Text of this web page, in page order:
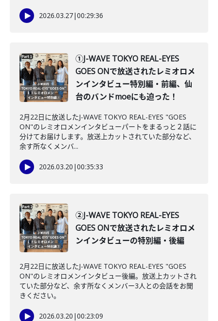
2026.03.27|00:29:36
①J-WAVE TOKYO REAL-EYES
GOES ONで放送されたレミオロメ
ンインタビュー特別編・前編、仙
台のバンドmoeにも迫った！
2月22日に放送したJ-WAVE TOKYO REAL-EYES "GOES
ON"のレミオロメンインタビューパートをまるっと２話に
分けてお届けします。放送上カットされていた部分など、
余す所なくメンバ...
2026.03.20 |00:35:33
②J-WAVE TOKYO REAL-EYES
GOES ONで放送されたレミオロメ
ンインタビューの特別編・後編
2月22日に放送したJ-WAVE TOKYO REAL-EYES "GOES
ON"のレミオロメンインタビュー後編。放送上カットされ
ていた部分など、余す所なくメンバー3人との会話をお聞
きください。
2026.03.20 |00:23:09